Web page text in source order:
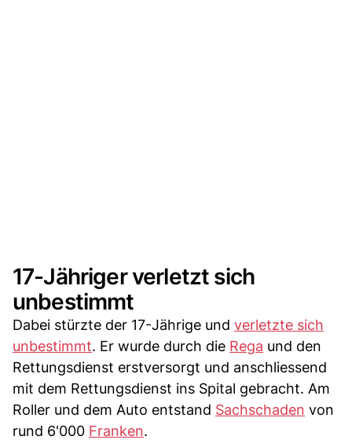
17-Jähriger verletzt sich
unbestimmt
Dabei stürzte der 17-Jährige und verletzte sich
unbestimmt. Er wurde durch die Rega und den
Rettungsdienst erstversorgt und anschliessend
mit dem Rettungsdienst ins Spital gebracht. Am
Roller und dem Auto entstand Sachschaden von
rund 6'000 Franken.